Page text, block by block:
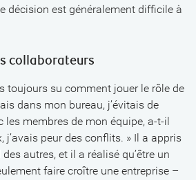
décision est généralement difficile à
collaborateurs
toujours su comment jouer le rôle de
dans mon bureau, j’évitais de
les membres de mon équipe, a-t-il
j’avais peur des conflits. » Il a appris
autres, et il a réalisé qu’être un
faire croître une entreprise –